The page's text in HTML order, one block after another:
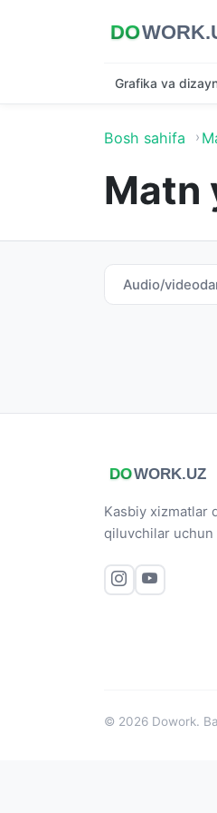
Grafika va
Bosh sahifa
Matn
Audio/
Kasbiy xizmatlar
qiluvchilar
© 2026 Dowork.